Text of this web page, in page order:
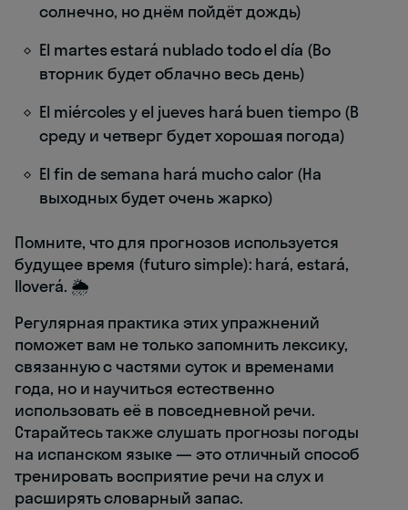
солнечно, но днём пойдёт дождь)
El martes estará nublado todo el día (Во
вторник будет облачно весь день)
El miércoles y el jueves hará buen tiempo (В
среду и четверг будет хорошая погода)
El fin de semana hará mucho calor (На
выходных будет очень жарко)
Помните, что для прогнозов используется
будущее время (futuro simple): hará, estará,
lloverá. 🌦️
Регулярная практика этих упражнений
поможет вам не только запомнить лексику,
связанную с частями суток и временами
года, но и научиться естественно
использовать её в повседневной речи.
Старайтесь также слушать прогнозы погоды
на испанском языке — это отличный способ
тренировать восприятие речи на слух и
расширять словарный запас.